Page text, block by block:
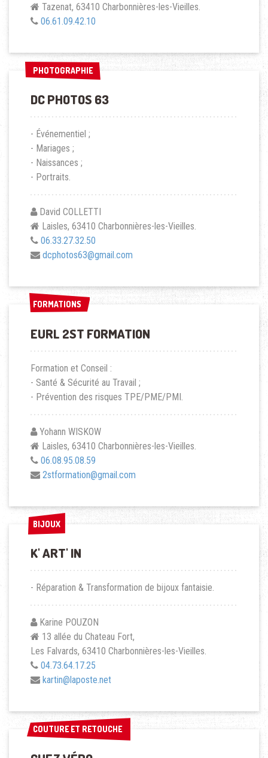
Tazenat, 63410 Charbonnières-les-Vieilles.
06.61.09.42.10
PHOTOGRAPHIE
PHOTOGRAPHIE
DC PHOTOS 63
- Événementiel ;
- Mariages ;
- Naissances ;
- Portraits.
David COLLETTI
Laisles, 63410 Charbonnières-les-Vieilles.
06.33.27.32.50
dcphotos63@gmail.com
FORMATIONS
FORMATIONS
EURL 2ST FORMATION
Formation et Conseil :
- Santé & Sécurité au Travail ;
- Prévention des risques TPE/PME/PMI.
Yohann WISKOW
Laisles, 63410 Charbonnières-les-Vieilles.
06.08.95.08.59
2stformation@gmail.com
BIJOUX
BIJOUX
K' ART' IN
- Réparation & Transformation de bijoux fantaisie.
Karine POUZON
13 allée du Chateau Fort,
Les Falvards, 63410 Charbonnières-les-Vieilles.
04.73.64.17.25
kartin@laposte.net
COUTURE ET RETOUCHE
COUTURE ET RETOUCHE